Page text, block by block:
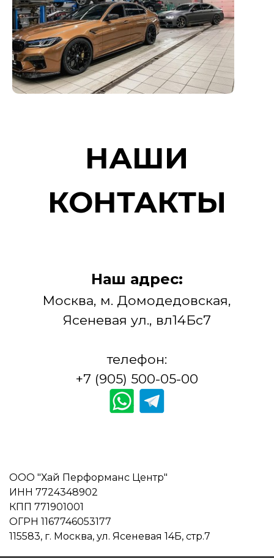
НАШИ
КОНТАКТЫ
Наш адрес:
Москва, м. Домодедовская,
Ясеневая ул., вл14Бс7
телефон:
+7 (905) 500-05-00
ООО "Хай Перформанс Центр"
ИНН 7724348902
КПП 771901001
ОГРН 1167746053177
115583, г. Москва, ул. Ясеневая 14Б, стр.7